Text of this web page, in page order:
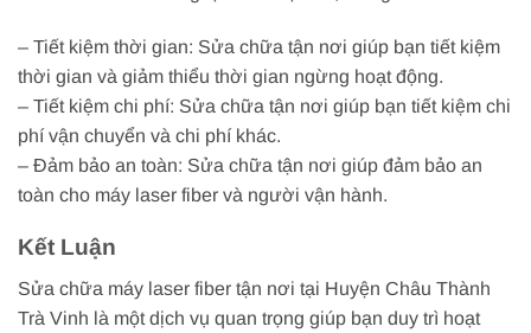
– Tiết kiệm thời gian: Sửa chữa tận nơi giúp bạn tiết kiệm
thời gian và giảm thiểu thời gian ngừng hoạt động.
– Tiết kiệm chi phí: Sửa chữa tận nơi giúp bạn tiết kiệm chi
phí vận chuyển và chi phí khác.
– Đảm bảo an toàn: Sửa chữa tận nơi giúp đảm bảo an
toàn cho máy laser fiber và người vận hành.
Kết Luận
Sửa chữa máy laser fiber tận nơi tại Huyện Châu Thành
Trà Vinh là một dịch vụ quan trọng giúp bạn duy trì hoạt